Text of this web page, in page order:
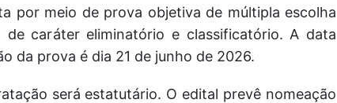
por meio de prova objetiva de múltipla escolha
caráter eliminatório e classificatório. A data
da prova é dia 21 de junho de 2026.
será estatutário. O edital prevê nomeação